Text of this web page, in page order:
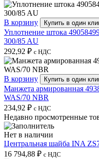
В корзину Купить в один
Уплотнение штока
300/85 AU
292,92 ₽ с НДС
В корзину Купить в один
Манжета армированная
WAS/70 NBR
234,92 ₽ с НДС
Недавно просмотренные
Нет в наличии
Центральная шайба INA
16 794,88 ₽ с НДС